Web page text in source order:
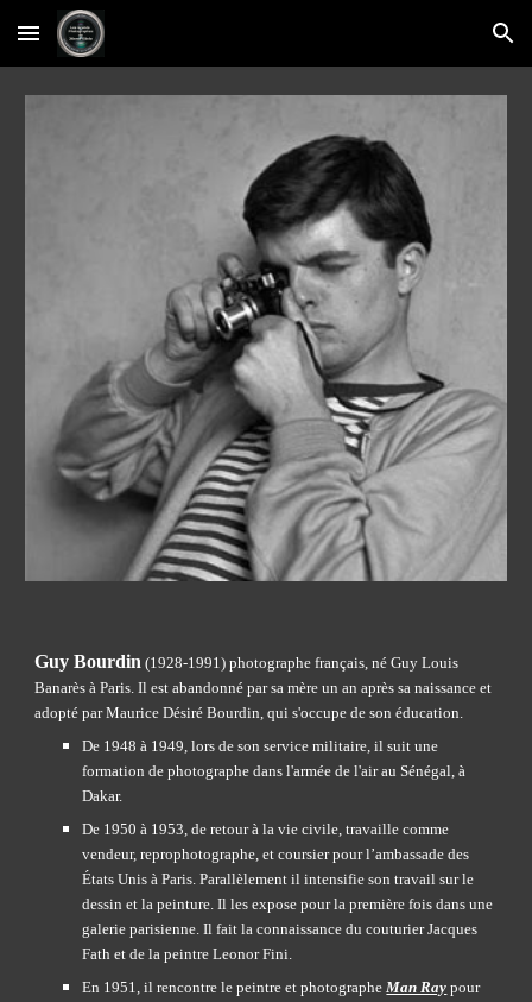
Skip to main content Skip to navigation
Guy Bourdin (1928-1991) photographe français, né Guy Louis
Banarès à Paris. Il est abandonné par sa mère un an après sa naissance et
adopté par Maurice Désiré Bourdin, qui s'occupe de son éducation.
De 1948 à 1949, lors de son service militaire, il suit une
formation de photographe dans l'armée de l'air au Sénégal, à
Dakar.
De 1950 à 1953, de retour à la vie civile, travaille comme
vendeur, reprophotographe, et coursier pour l’ambassade des
États Unis à Paris. Parallèlement il intensifie son travail sur le
dessin et la peinture. Il les expose pour la première fois dans une
galerie parisienne. Il fait la connaissance du couturier Jacques
Fath et de la peintre Leonor Fini.
En 1951, il rencontre le peintre et photographe Man Ray pour